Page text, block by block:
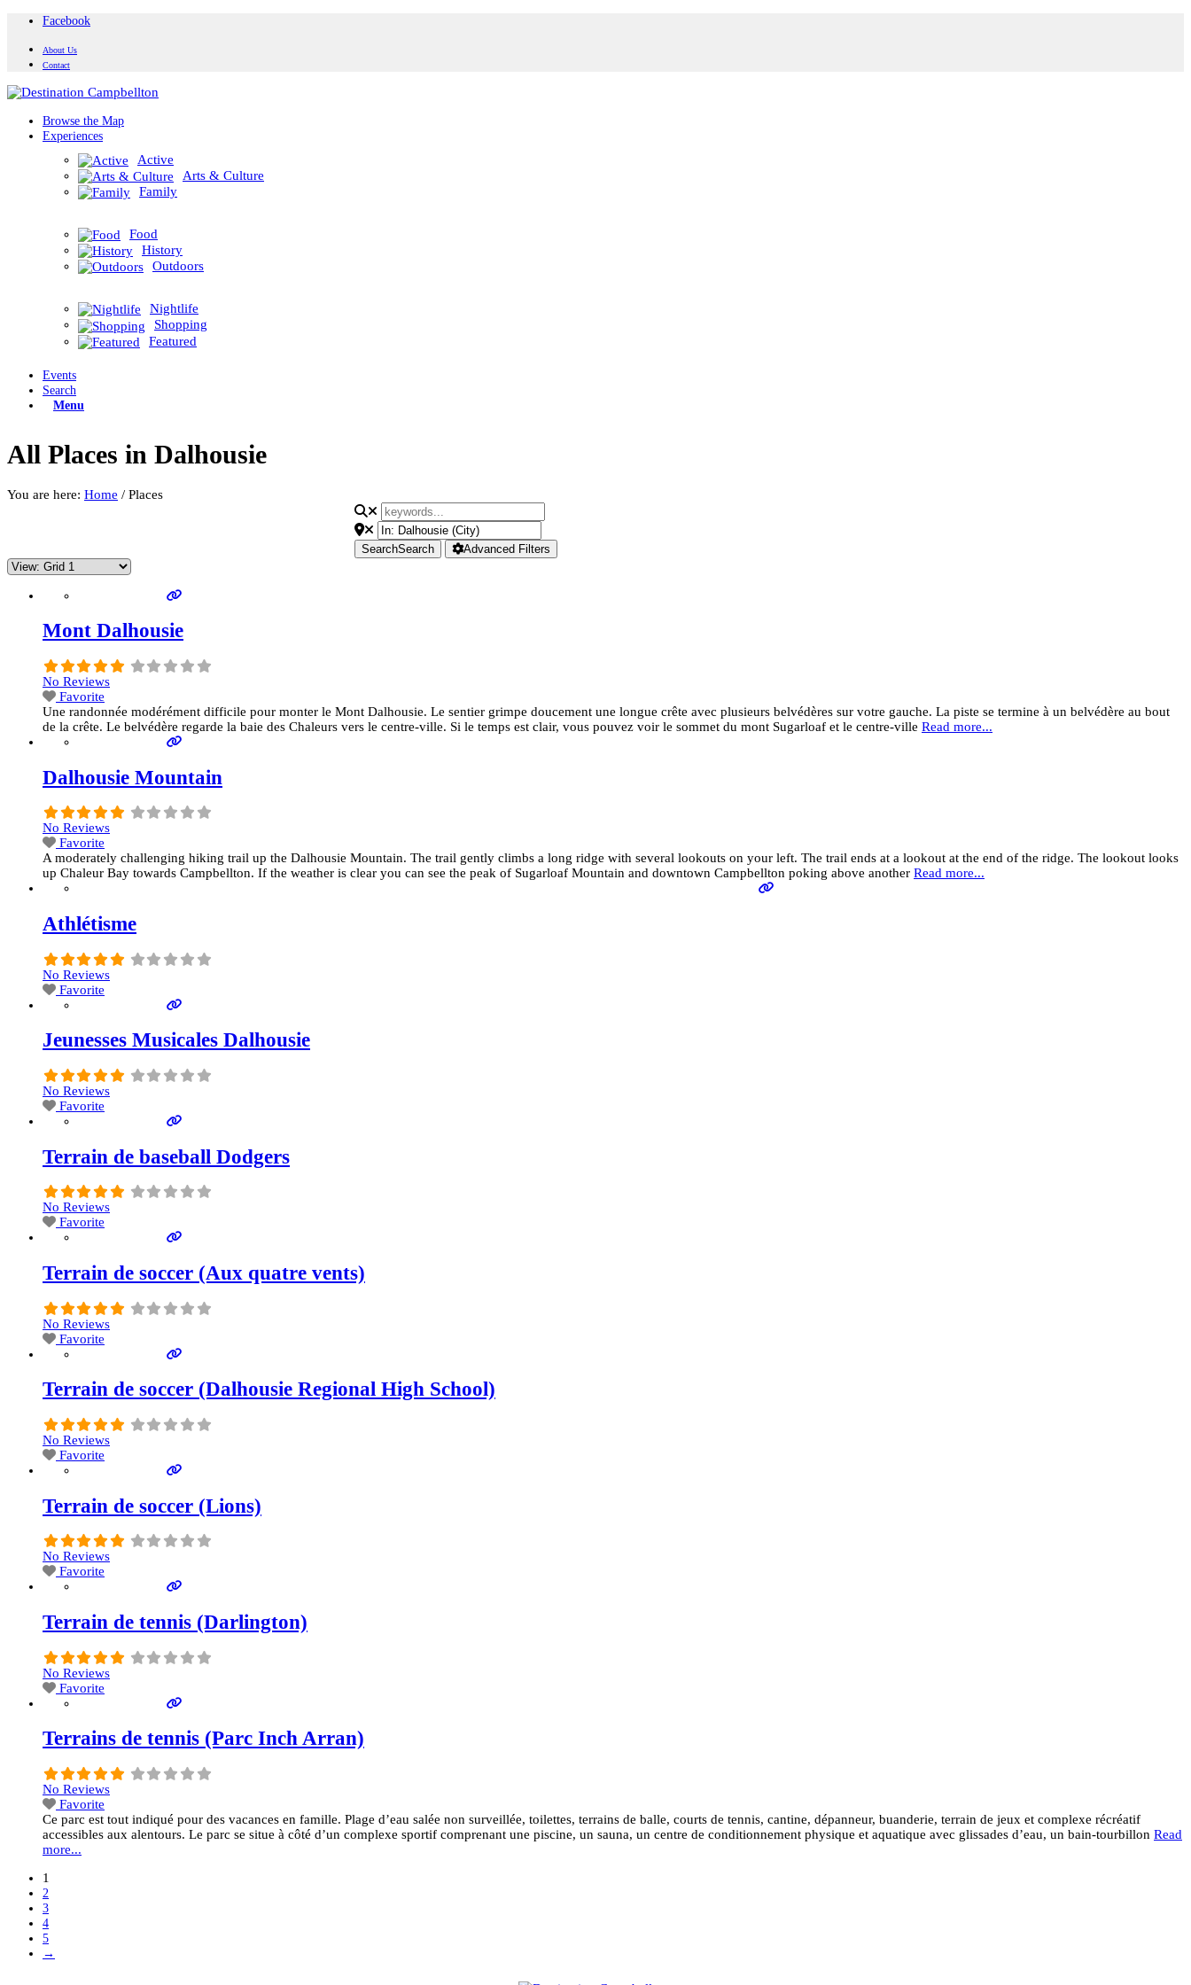
Facebook
About Us
Contact
Browse the Map
Experiences
Active
Arts & Culture
Family
Food
History
Outdoors
Nightlife
Shopping
Featured
Events
Search
Menu
All Places in Dalhousie
You are here: Home / Places
SearchSearch Advanced Filters
Mont Dalhousie
No Reviews
Favorite
Une randonnée modérément difficile pour monter le Mont Dalhousie. Le sentier grimpe doucement une longue crête avec plusieurs belvédères sur votre gauche. La piste se termine à un belvédère au bout
de la crête. Le belvédère regarde la baie des Chaleurs vers le centre-ville. Si le temps est clair, vous pouvez voir le sommet du mont Sugarloaf et le centre-ville Read more...
Dalhousie Mountain
No Reviews
Favorite
A moderately challenging hiking trail up the Dalhousie Mountain. The trail gently climbs a long ridge with several lookouts on your left. The trail ends at a lookout at the end of the ridge. The lookout looks
up Chaleur Bay towards Campbellton. If the weather is clear you can see the peak of Sugarloaf Mountain and downtown Campbellton poking above another Read more...
Athlétisme
No Reviews
Favorite
Jeunesses Musicales Dalhousie
No Reviews
Favorite
Terrain de baseball Dodgers
No Reviews
Favorite
Terrain de soccer (Aux quatre vents)
No Reviews
Favorite
Terrain de soccer (Dalhousie Regional High School)
No Reviews
Favorite
Terrain de soccer (Lions)
No Reviews
Favorite
Terrain de tennis (Darlington)
No Reviews
Favorite
Terrains de tennis (Parc Inch Arran)
No Reviews
Favorite
Ce parc est tout indiqué pour des vacances en famille. Plage d’eau salée non surveillée, toilettes, terrains de balle, courts de tennis, cantine, dépanneur, buanderie, terrain de jeux et complexe récréatif
accessibles aux alentours. Le parc se situe à côté d’un complexe sportif comprenant une piscine, un sauna, un centre de conditionnement physique et aquatique avec glissades d’eau, un bain-tourbillon Read
more...
1
2
3
4
5
→